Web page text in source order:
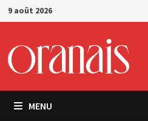
Passer
au
9 août 2026
MENU